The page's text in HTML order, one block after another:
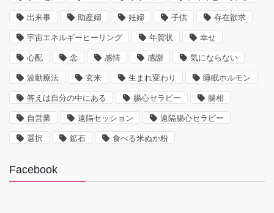
出来事 助産婦 妊婦 子供 存在欲求
宇宙エネルギーヒーリング 年賀状 幸せ
心配 念 感情 感謝 気にならない
波動療法 玄米 生まれ変わり 睡眠ホルモン
答えは自分の中にある 腸心セラピー 腸相
自営業 遠隔セッション 遠隔腸心セラピー
選択 鉱石 食べる米ぬか粉
Facebook